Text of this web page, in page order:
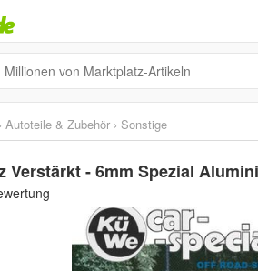
› Autoteile & Zubehör › Sonstige
Verstärkt - 6mm Spezial